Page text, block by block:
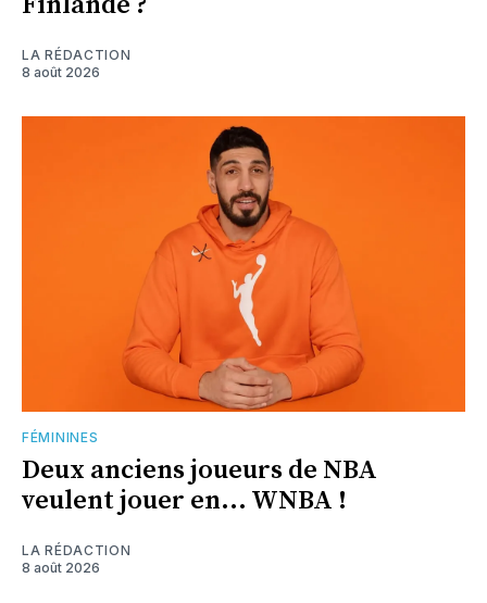
LA RÉDACTION
8 août 2026
FÉMININES
Deux anciens joueurs de NBA
veulent jouer en... WNBA !
LA RÉDACTION
8 août 2026